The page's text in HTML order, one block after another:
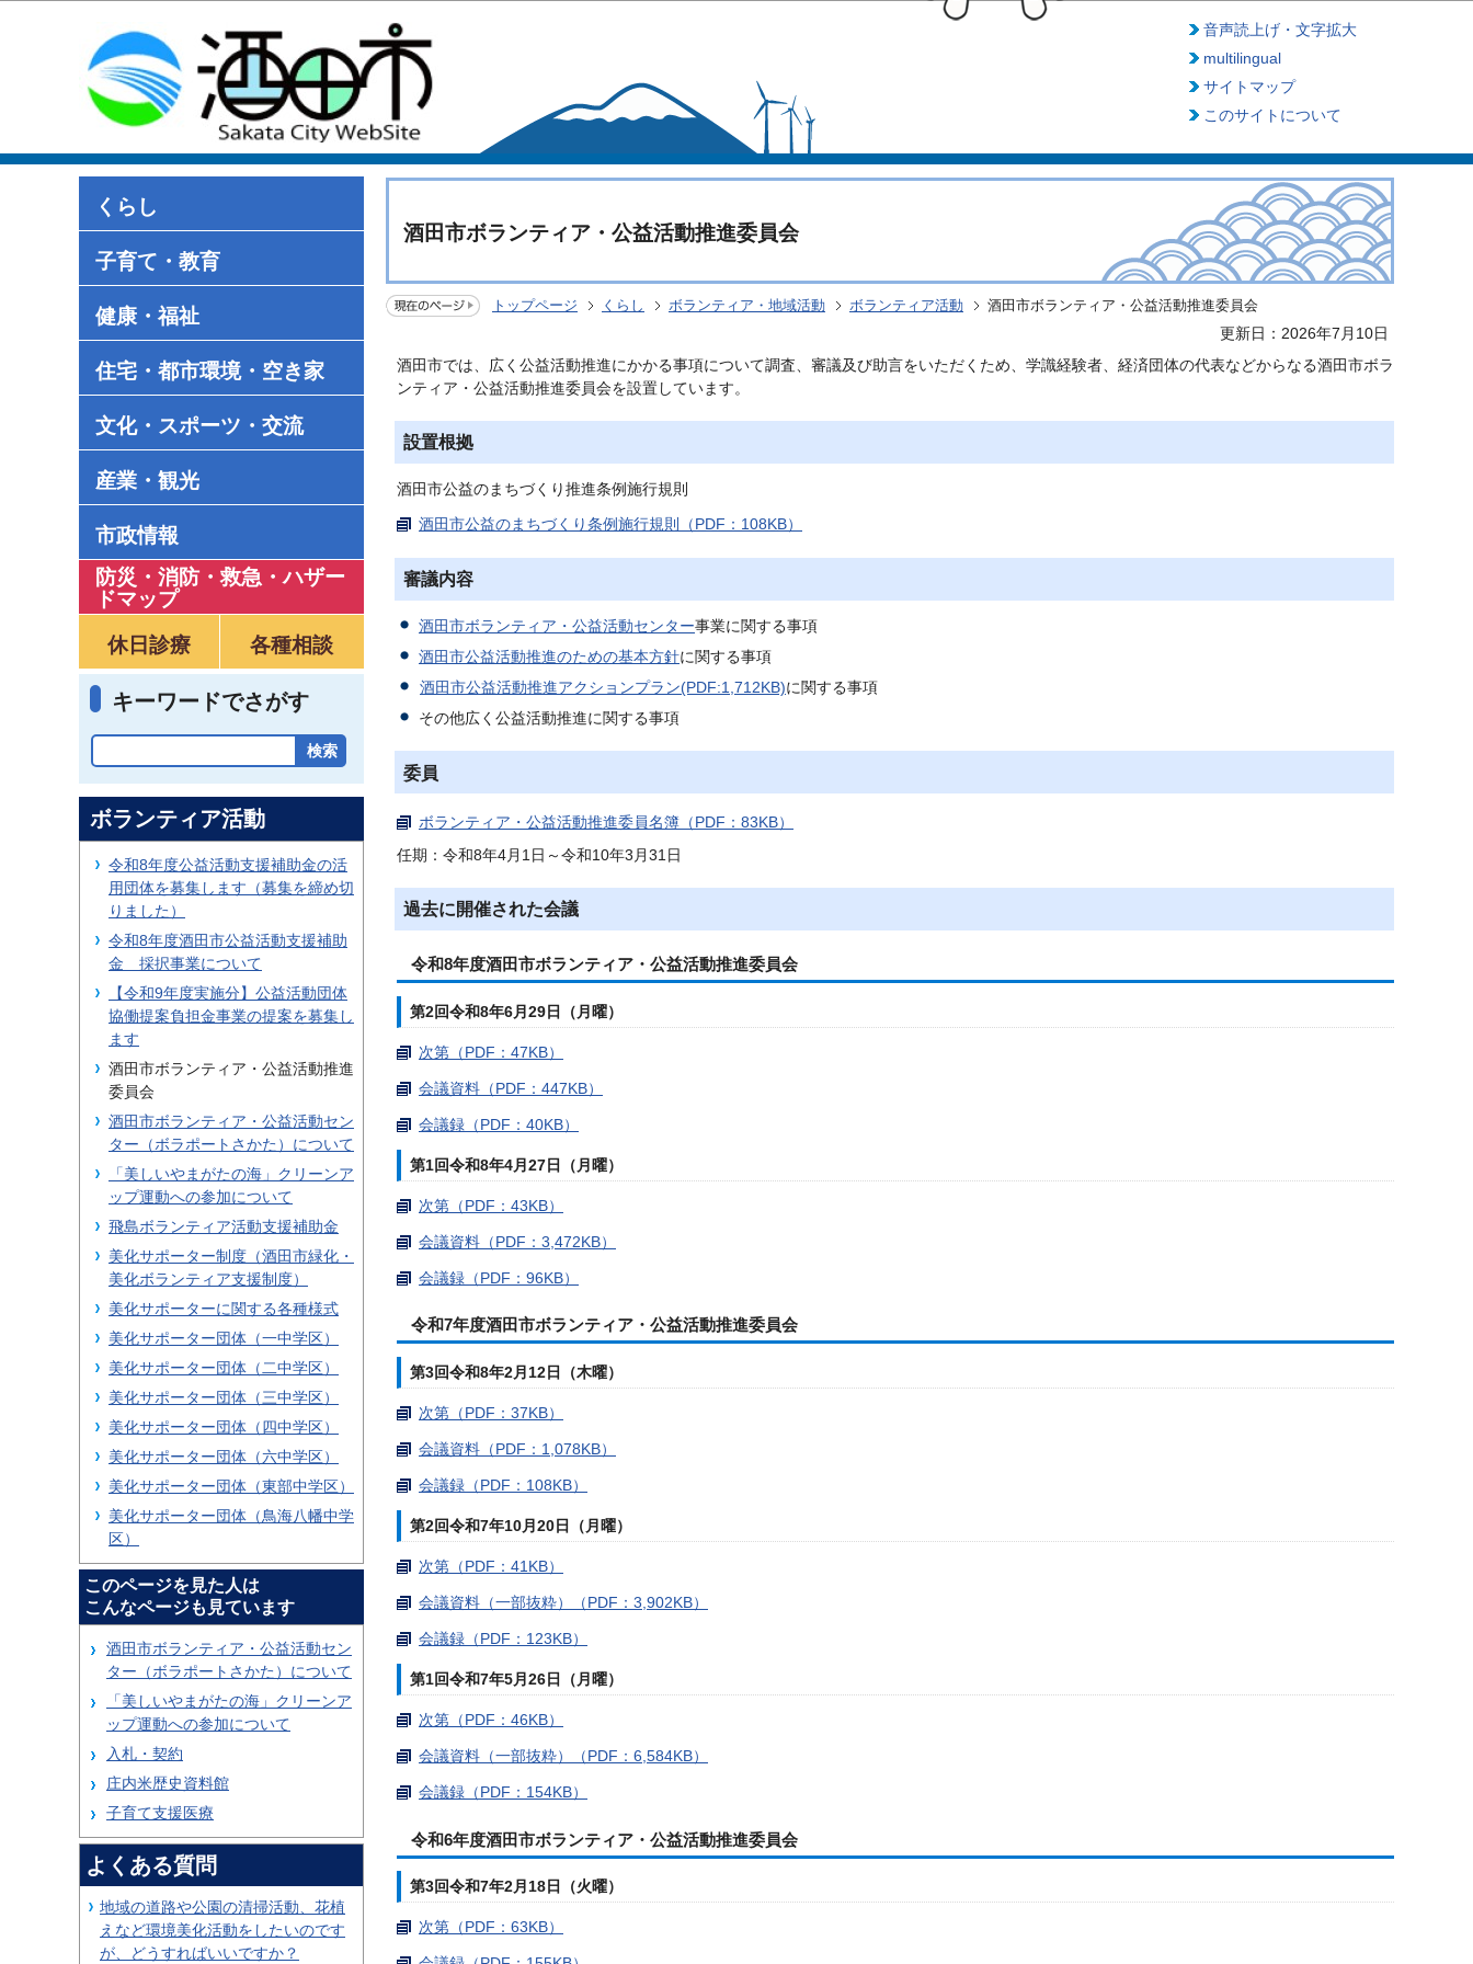
音声読上げ・文字拡大
multilingual
サイトマップ
このサイトについて
くらし
子育て・教育
健康・福祉
住宅・都市環境・空き家
文化・スポーツ・交流
産業・観光
市政情報
防災・消防・救急 ・ハザー
ドマップ
休日診療
各種相談
キーワードでさがす
酒田市ボランティア・公益活動推進委員会
トップページ くらし ボランティア・地域活動 ボランティア活動 酒田市ボランティア・公益活動推進委員会
更新日：2026年7月10日
酒田市では、広く公益活動推進にかかる事項について調査、審議及び助言をいただくため、学識経験者、経済団体の代表などからなる酒田市ボラ
ンティア・公益活動推進委員会を設置しています。
設置根拠
酒田市公益のまちづくり推進条例施行規則
酒田市公益のまちづくり条例施行規則（PDF：108KB）
審議内容
酒田市ボランティア・公益活動センター事業に関する事項
酒田市公益活動推進のための基本方針に関する事項
酒田市公益活動推進アクションプラン(PDF:1,712KB)に関する事項
その他広く公益活動推進に関する事項
委員
ボランティア・公益活動推進委員名簿（PDF：83KB）
任期：令和8年4月1日～令和10年3月31日
過去に開催された会議
令和8年度酒田市ボランティア・公益活動推進委員会
第2回令和8年6月29日（月曜）
次第（PDF：47KB）
会議資料（PDF：447KB）
会議録（PDF：40KB）
第1回令和8年4月27日（月曜）
次第（PDF：43KB）
会議資料（PDF：3,472KB）
会議録（PDF：96KB）
令和7年度酒田市ボランティア・公益活動推進委員会
第3回令和8年2月12日（木曜）
次第（PDF：37KB）
会議資料（PDF：1,078KB）
会議録（PDF：108KB）
第2回令和7年10月20日（月曜）
次第（PDF：41KB）
会議資料（一部抜粋）（PDF：3,902KB）
会議録（PDF：123KB）
第1回令和7年5月26日（月曜）
次第（PDF：46KB）
会議資料（一部抜粋）（PDF：6,584KB）
会議録（PDF：154KB）
令和6年度酒田市ボランティア・公益活動推進委員会
第3回令和7年2月18日（火曜）
次第（PDF：63KB）
ボランティア活動
令和8年度公益活動支援補助金の活
用団体を募集します（募集を締め切
りました）
令和8年度酒田市公益活動支援補助
金 採択事業について
【令和9年度実施分】公益活動団体
協働提案負担金事業の提案を募集し
ます
酒田市ボランティア・公益活動推進
委員会
酒田市ボランティア・公益活動セン
ター（ボラポートさかた）について
「美しいやまがたの海」クリーンア
ップ運動への参加について
飛島ボランティア活動支援補助金
美化サポーター制度（酒田市緑化・
美化ボランティア支援制度）
美化サポーターに関する各種様式
美化サポーター団体（一中学区）
美化サポーター団体（二中学区）
美化サポーター団体（三中学区）
美化サポーター団体（四中学区）
美化サポーター団体（六中学区）
美化サポーター団体（東部中学区）
美化サポーター団体（鳥海八幡中学
区）
このページを見た人は
こんなページも見ています
酒田市ボランティア・公益活動セン
ター（ボラポートさかた）について
「美しいやまがたの海」クリーンア
ップ運動への参加について
入札・契約
庄内米歴史資料館
子育て支援医療
よくある質問
地域の道路や公園の清掃活動、花植
えなど環境美化活動をしたいのです
が、どうすればいいですか？